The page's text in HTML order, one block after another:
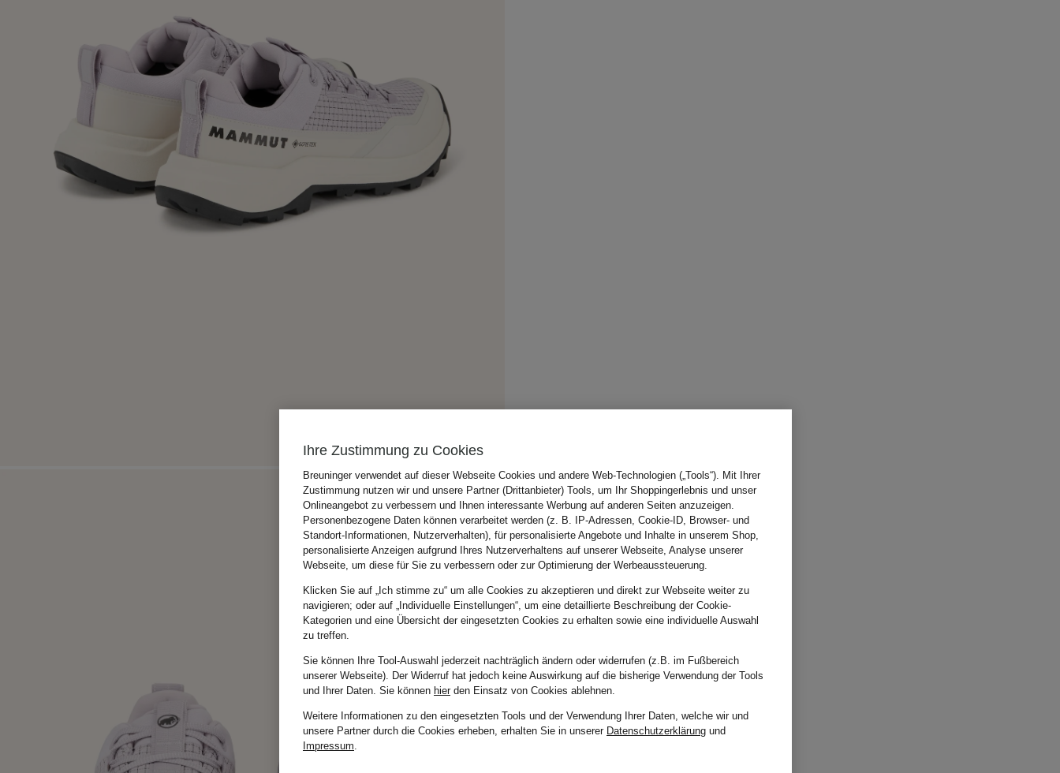
Ihre Zustimmung zu Cookies
Breuninger verwendet auf dieser Webseite Cookies und andere Web-Technologien („Tools“). Mit Ihrer
Zustimmung nutzen wir und unsere Partner (Drittanbieter) Tools, um Ihr Shoppingerlebnis und unser
Onlineangebot zu verbessern und Ihnen interessante Werbung auf anderen Seiten anzuzeigen.
Personenbezogene Daten können verarbeitet werden (z. B. IP-Adressen, Cookie-ID, Browser- und
Standort-Informationen, Nutzerverhalten), für personalisierte Angebote und Inhalte in unserem Shop,
personalisierte Anzeigen aufgrund Ihres Nutzerverhaltens auf unserer Webseite, Analyse unserer
Webseite, um diese für Sie zu verbessern oder zur Optimierung der Werbeaussteuerung.
Klicken Sie auf „Ich stimme zu“ um alle Cookies zu akzeptieren und direkt zur Webseite weiter zu
navigieren; oder auf „Individuelle Einstellungen“, um eine detaillierte Beschreibung der Cookie-
Kategorien und eine Übersicht der eingesetzten Cookies zu erhalten sowie eine individuelle Auswahl
zu treffen.
Sie können Ihre Tool-Auswahl jederzeit nachträglich ändern oder widerrufen (z.B. im Fußbereich
unserer Webseite). Der Widerruf hat jedoch keine Auswirkung auf die bisherige Verwendung der Tools
und Ihrer Daten. Sie können hierden Einsatz von Cookies ablehnen.
Weitere Informationen zu den eingesetzten Tools und der Verwendung Ihrer Daten, welche wir und
unsere Partner durch die Cookies erheben, erhalten Sie in unserer Datenschutzerklärung und
Impressum.